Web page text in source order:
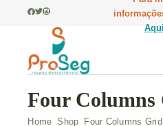
Aqui
No products
Four Columns
Home Shop Four Columns Grid